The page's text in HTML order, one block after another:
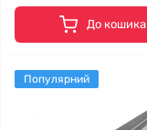
До кошика
Популярний